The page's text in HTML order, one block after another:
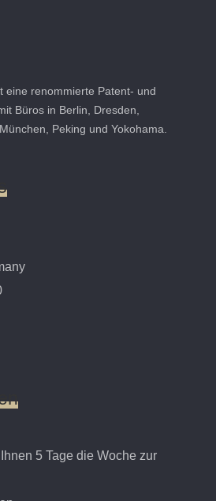
eine renommierte Patent- und
Büros in Berlin, Dresden,
Peking und Yokohama.
5 Tage die Woche zur